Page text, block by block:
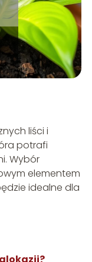
liści i
potrafi
Wybór
elementem
idealne dla